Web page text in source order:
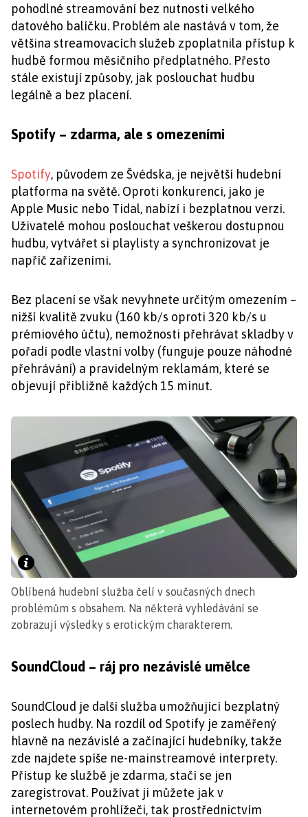
pohodlné streamování bez nutnosti velkého
datového balíčku. Problém ale nastává v tom, že
většina streamovacích služeb zpoplatnila přístup k
hudbě formou měsíčního předplatného. Přesto
stále existují způsoby, jak poslouchat hudbu
legálně a bez placení.
Spotify – zdarma, ale s omezeními
Spotify, původem ze Švédska, je největší hudební
platforma na světě. Oproti konkurenci, jako je
Apple Music nebo Tidal, nabízí i bezplatnou verzi.
Uživatelé mohou poslouchat veškerou dostupnou
hudbu, vytvářet si playlisty a synchronizovat je
napříč zařízeními.
Bez placení se však nevyhnete určitým omezením –
nižší kvalitě zvuku (160 kb/s oproti 320 kb/s u
prémiového účtu), nemožnosti přehrávat skladby v
pořadí podle vlastní volby (funguje pouze náhodné
přehrávání) a pravidelným reklamám, které se
objevují přibližně každých 15 minut.
Oblíbená hudební služba čelí v současných dnech
problémům s obsahem. Na některá vyhledávání se
zobrazují výsledky s erotickým charakterem.
SoundCloud – ráj pro nezávislé umělce
SoundCloud je další služba umožňující bezplatný
poslech hudby. Na rozdíl od Spotify je zaměřený
hlavně na nezávislé a začínající hudebníky, takže
zde najdete spíše ne-mainstreamové interprety.
Přístup ke službě je zdarma, stačí se jen
zaregistrovat. Používat ji můžete jak v
internetovém prohlížeči, tak prostřednictvím